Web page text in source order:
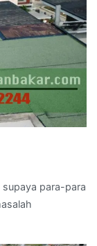
para-para